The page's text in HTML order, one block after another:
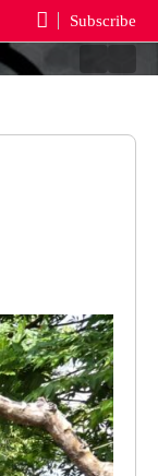
Subscribe
Beranda